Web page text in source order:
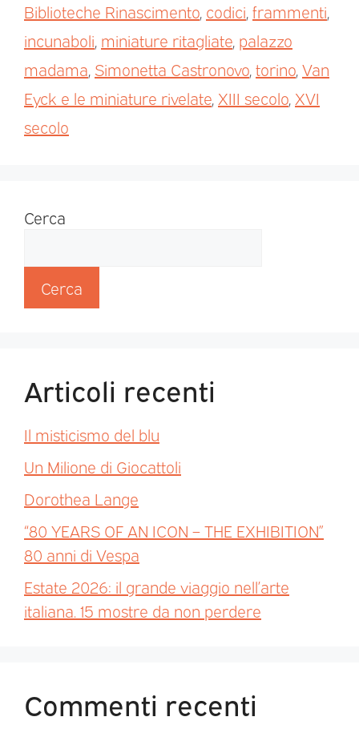
Biblioteche Rinascimento codici frammenti
incunaboli miniature ritagliate palazzo
madama Simonetta Castronovo torino Van
Eyck e le miniature rivelate XIII secolo XVI
secolo
Cerca
Cerca
Articoli recenti
Il misticismo del blu
Un Milione di Giocattoli
Dorothea Lange
“80 YEARS OF AN ICON – THE EXHIBITION”
80 anni di Vespa
Estate 2026: il grande viaggio nell’arte
italiana. 15 mostre da non perdere
Commenti recenti